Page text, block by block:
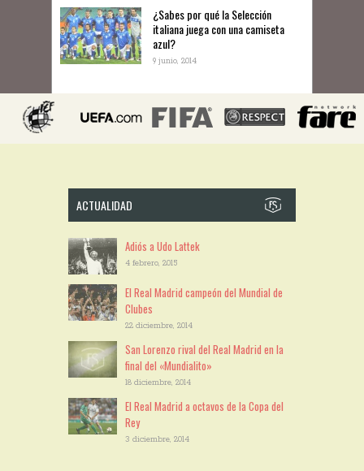
¿Sabes por qué la Selección
italiana juega con una camiseta
azul?
9 junio, 2014
ACTUALIDAD
Adiós a Udo Lattek
4 febrero, 2015
El Real Madrid campeón del Mundial de
Clubes
22 diciembre, 2014
San Lorenzo rival del Real Madrid en la
final del «Mundialito»
18 diciembre, 2014
El Real Madrid a octavos de la Copa del
Rey
3 diciembre, 2014